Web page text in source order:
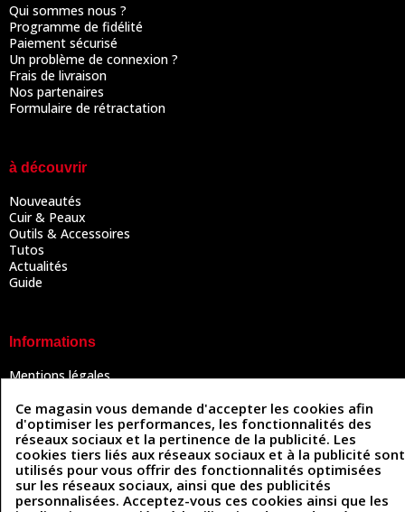
Qui sommes nous ?
Programme de fidélité
Paiement sécurisé
Un problème de connexion ?
Frais de livraison
Nos partenaires
Formulaire de rétractation
à découvrir
Nouveautés
Cuir & Peaux
Outils & Accessoires
Tutos
Actualités
Guide
Informations
Mentions légales
Politique de confidentialité
Politique des cookies
Contactez-nous
Coordonnées
Ce magasin vous demande d'accepter les cookies afin
d'optimiser les performances, les fonctionnalités des
réseaux sociaux et la pertinence de la publicité. Les
cookies tiers liés aux réseaux sociaux et à la publicité sont
utilisés pour vous offrir des fonctionnalités optimisées
sur les réseaux sociaux, ainsi que des publicités
personnalisées. Acceptez-vous ces cookies ainsi que les